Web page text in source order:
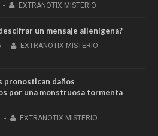
- EXTRANOTIX MISTERIO
un mensaje alienígena?
- EXTRANOTIX MISTERIO
pronostican daños
por una monstruosa tormenta
- EXTRANOTIX MISTERIO